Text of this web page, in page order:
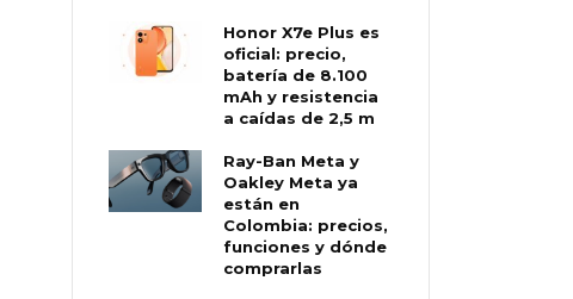
Honor X7e Plus es
oficial: precio,
batería de 8.100
mAh y resistencia
a caídas de 2,5 m
Ray-Ban Meta y
Oakley Meta ya
están en
Colombia: precios,
funciones y dónde
comprarlas